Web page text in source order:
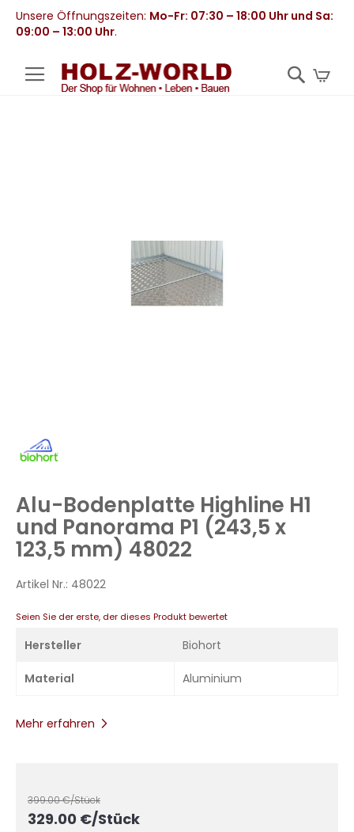
Unsere Öffnungszeiten: Mo-Fr: 07:30 – 18:00 Uhr und Sa:
09:00 – 13:00 Uhr.
Zum
Anfang
springen
Alu-Bodenplatte Highline H1
und Panorama P1 (243,5 x
123,5 mm) 48022
Artikel Nr.: 48022
Seien Sie der erste, der dieses Produkt bewertet
Hersteller Biohort
Material Aluminium
Mehr erfahren
399.00€/Stück
329.00 €/Stück